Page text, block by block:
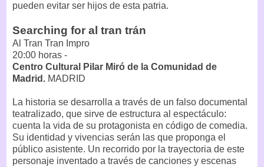
pueden evitar ser hijos de esta patria.
Searching for al tran trán
Al Tran Tran Impro
20:00 horas -
Centro Cultural Pilar Miró de la Comunidad de
Madrid. MADRID
La historia se desarrolla a través de un falso documental
teatralizado, que sirve de estructura al espectáculo:
cuenta la vida de su protagonista en código de comedia.
Su identidad y vivencias serán las que proponga el
público asistente. Un recorrido por la trayectoria de este
personaje inventado a través de canciones y escenas